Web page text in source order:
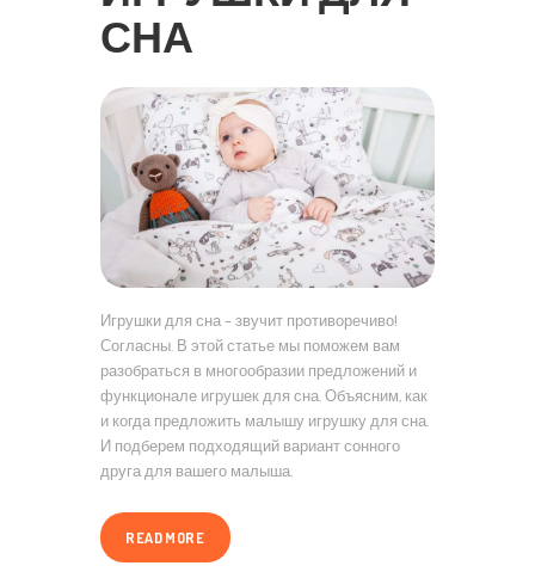
СНА
Игрушки для сна – звучит противоречиво!
Согласны. В этой статье мы поможем вам
разобраться в многообразии предложений и
функционале игрушек для сна. Объясним, как
и когда предложить малышу игрушку для сна.
И подберем подходящий вариант сонного
друга для вашего малыша.
READ MORE